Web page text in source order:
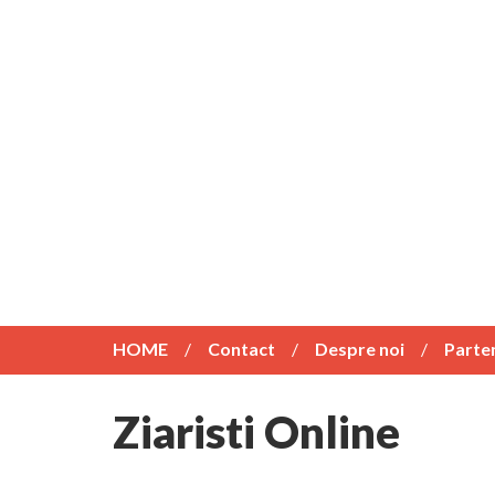
HOME Contact Despre noi
Ziaristi Online